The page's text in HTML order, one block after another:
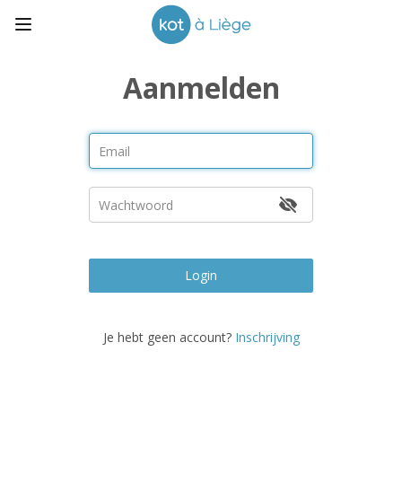
Aanmelden
Login
Je hebt geen account? Inschrijving